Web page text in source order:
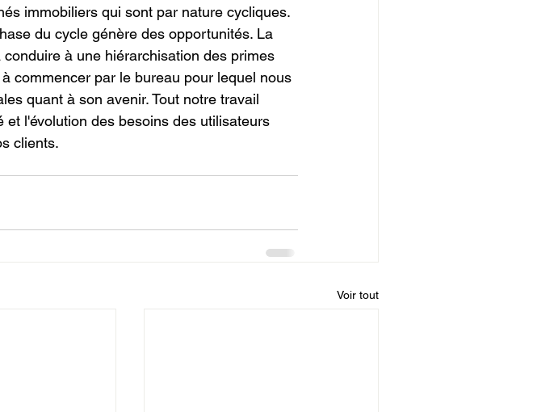
immobiliers qui sont par nature cycliques.
du cycle génère des opportunités. La
à une hiérarchisation des primes
commencer par le bureau pour lequel nous
quant à son avenir. Tout notre travail
l'évolution des besoins des utilisateurs
clients.
Voir tout